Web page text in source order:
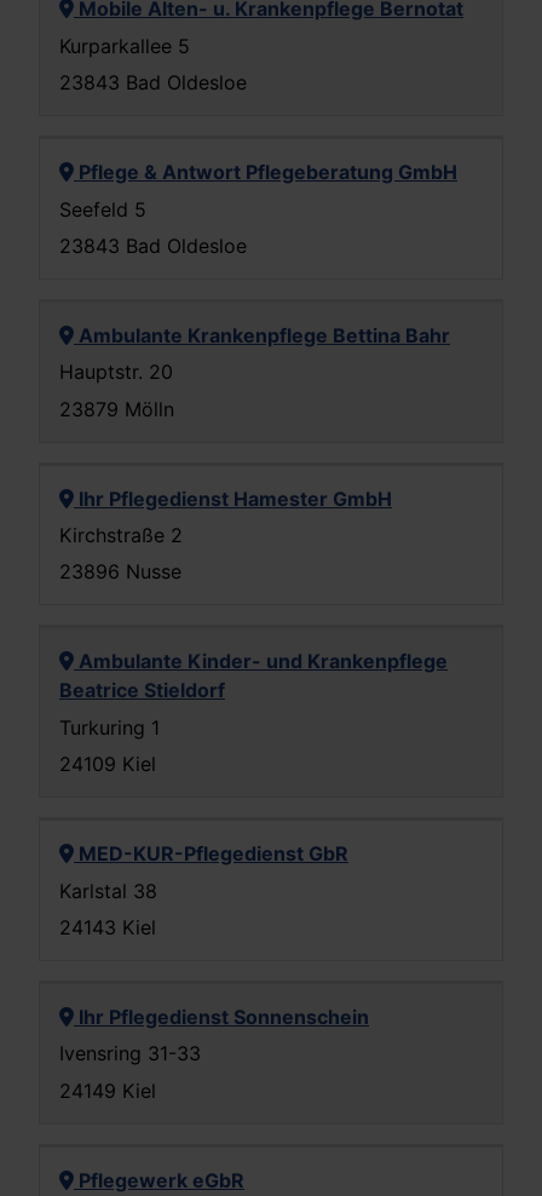
Mobile Alten- u. Krankenpflege Bernotat
Kurparkallee 5
23843 Bad Oldesloe
Pflege & Antwort Pflegeberatung GmbH
Seefeld 5
23843 Bad Oldesloe
Ambulante Krankenpflege Bettina Bahr
Hauptstr. 20
23879 Mölln
Ihr Pflegedienst Hamester GmbH
Kirchstraße 2
23896 Nusse
Ambulante Kinder- und Krankenpflege
Beatrice Stieldorf
Turkuring 1
24109 Kiel
MED-KUR-Pflegedienst GbR
Karlstal 38
24143 Kiel
Ihr Pflegedienst Sonnenschein
Ivensring 31-33
24149 Kiel
Pflegewerk eGbR